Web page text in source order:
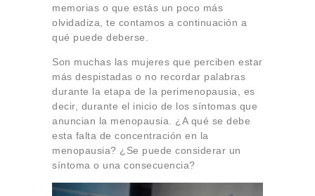
memorias o que estás un poco más
olvidadiza, te contamos a continuación a
qué puede deberse.
Son muchas las mujeres que perciben estar
más despistadas o no recordar palabras
durante la etapa de la perimenopausia, es
decir, durante el inicio de los síntomas que
anuncian la menopausia. ¿A qué se debe
esta falta de concentración en la
menopausia? ¿Se puede considerar un
síntoma o una consecuencia?